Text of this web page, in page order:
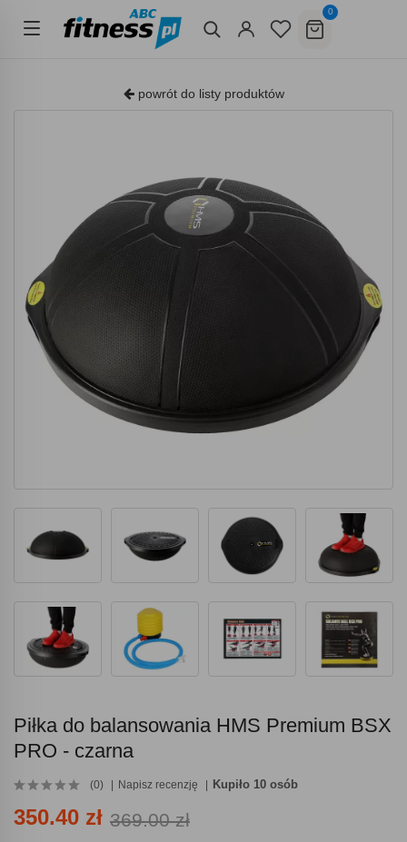
0
powrót do listy produktów
Piłka do balansowania HMS Premium BSX
PRO - czarna
(0) Napisz recenzję Kupiło 10 osób
350.40 zł 369.00 zł